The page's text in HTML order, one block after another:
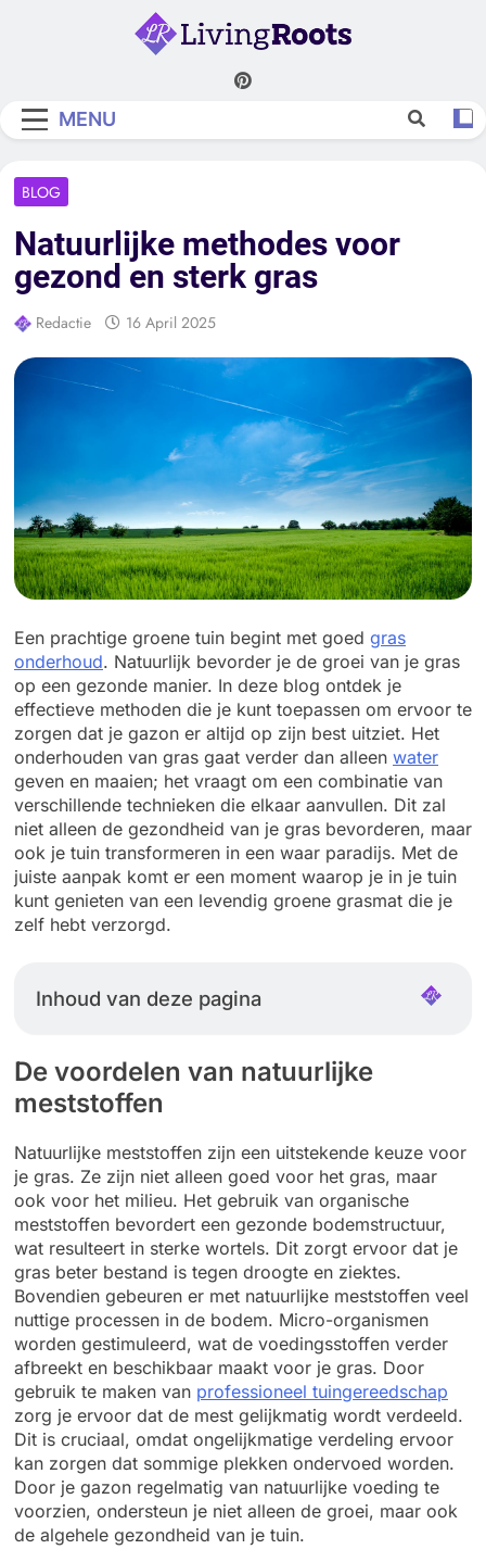
Living Roots
MENU
BLOG
Natuurlijke methodes voor
gezond en sterk gras
Redactie 16 April 2025
Een prachtige groene tuin begint met goed gras
onderhoud. Natuurlijk bevorder je de groei van je gras
op een gezonde manier. In deze blog ontdek je
effectieve methoden die je kunt toepassen om ervoor te
zorgen dat je gazon er altijd op zijn best uitziet. Het
onderhouden van gras gaat verder dan alleen water
geven en maaien; het vraagt om een combinatie van
verschillende technieken die elkaar aanvullen. Dit zal
niet alleen de gezondheid van je gras bevorderen, maar
ook je tuin transformeren in een waar paradijs. Met de
juiste aanpak komt er een moment waarop je in je tuin
kunt genieten van een levendig groene grasmat die je
zelf hebt verzorgd.
Inhoud van deze pagina
De voordelen van natuurlijke
meststoffen
Natuurlijke meststoffen zijn een uitstekende keuze voor
je gras. Ze zijn niet alleen goed voor het gras, maar
ook voor het milieu. Het gebruik van organische
meststoffen bevordert een gezonde bodemstructuur,
wat resulteert in sterke wortels. Dit zorgt ervoor dat je
gras beter bestand is tegen droogte en ziektes.
Bovendien gebeuren er met natuurlijke meststoffen veel
nuttige processen in de bodem. Micro-organismen
worden gestimuleerd, wat de voedingsstoffen verder
afbreekt en beschikbaar maakt voor je gras. Door
gebruik te maken van professioneel tuingereedschap
zorg je ervoor dat de mest gelijkmatig wordt verdeeld.
Dit is cruciaal, omdat ongelijkmatige verdeling ervoor
kan zorgen dat sommige plekken ondervoed worden.
Door je gazon regelmatig van natuurlijke voeding te
voorzien, ondersteun je niet alleen de groei, maar ook
de algehele gezondheid van je tuin.